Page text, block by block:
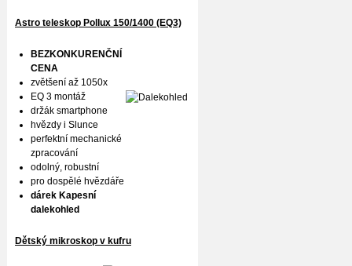
Astro teleskop Pollux 150/1400 (EQ3)
BEZKONKURENČNÍ
CENA
zvětšení až 1050x
EQ 3 montáž
držák smartphone
hvězdy i Slunce
perfektní mechanické
zpracování
odolný, robustní
pro dospělé hvězdáře
dárek Kapesní
dalekohled
Dětský mikroskop v kufru